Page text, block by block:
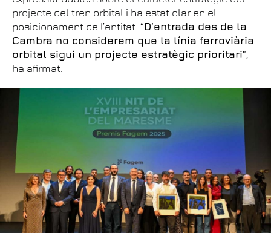
projecte del tren orbital i ha estat clar en el
posicionament de l’entitat. “D’entrada des de la
Cambra no considerem que la línia ferroviària
orbital sigui un projecte estratègic prioritari”,
ha afirmat.